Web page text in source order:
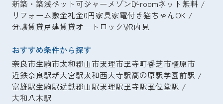
新築・築浅ペット可シャーメゾンD-roomネット無料
リフォーム敷金礼金0円家具家電付き猫ちゃんOK
分譲賃貸戸建賃貸オートロックVR内見
おすすめ条件から探す
奈良市生駒市大和郡山市天理市王寺町香芝市橿原市
近鉄奈良駅新大宮駅大和西大寺駅高の原駅学園前駅
富雄駅生駒駅近鉄郡山駅天理駅王寺駅五位堂駅
大和八木駅